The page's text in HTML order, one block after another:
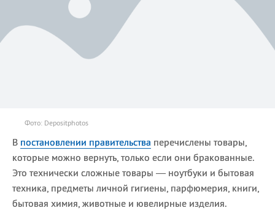
Фото: Depositphotos
В постановлении правительства перечислены товары,
которые можно вернуть, только если они бракованные.
Это технически сложные товары — ноутбуки и бытовая
техника, предметы личной гигиены, парфюмерия, книги,
бытовая химия, животные и ювелирные изделия.